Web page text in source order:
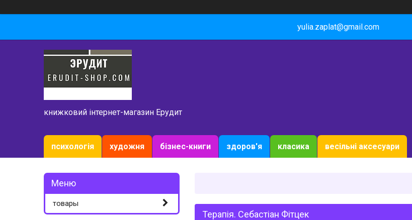
yulia.zaplat@gmail.com
книжковий інтернет-магазин Ерудит
психологія художня бізнес-книги здоров'я класика весільні аксесуари
Терапія. Себастіан Фітцек
товары